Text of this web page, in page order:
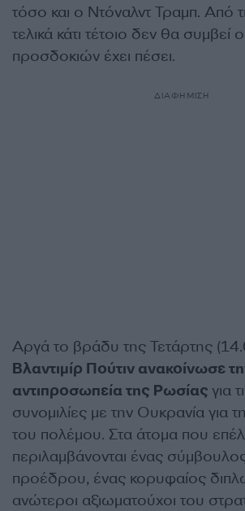
τόσο και ο Ντόναλντ Τραμπ. Από
τελικά κάτι τέτοιο δεν θα συμβεί
προσδοκιών έχει πέσει.
ΔΙΑΦΗΜΙΣΗ
Αργά το βράδυ της Τετάρτης
Βλαντιμίρ Πούτιν ανακοίνωσε
αντιπροσωπεία της Ρωσίας για
συνομιλίες με την Ουκρανία για
του πολέμου. Στα άτομα που
περιλαμβάνονται ένας
προέδρου, ένας κορυφαίος
ανώτεροι αξιωματούχοι του